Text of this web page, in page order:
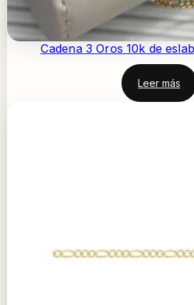
Cadena 3 Oros 10k de
Leer más